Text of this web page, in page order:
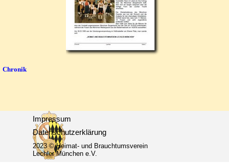
Chronik
2023 © Heimat- und Brauchtumsverein
Lechler München e.V.
Impressum
Datenschutzerklärung